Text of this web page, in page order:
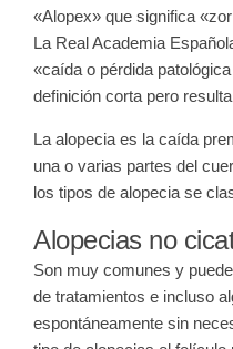
«Alopex» que significa
La Real Academia
«caída o pérdida
definición corta pero
La alopecia es la caída
una o varias partes del
los tipos de alopecia se
Alopecias no
Son muy comunes y
de tratamientos e incluso
espontáneamente sin